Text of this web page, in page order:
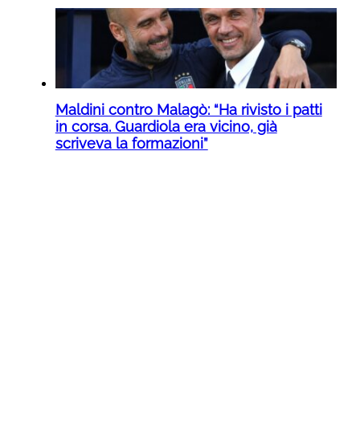
Maldini contro Malagò: “Ha rivisto i patti
in corsa. Guardiola era vicino, già
scriveva la formazioni”